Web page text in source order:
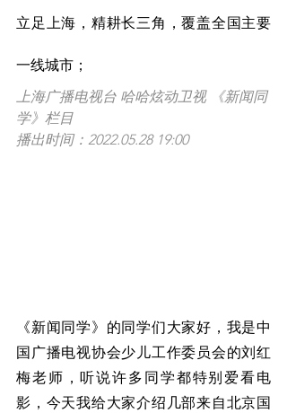
立足上海，精耕长三角，覆盖全国主要
一线城市；
上海广播电视台 哈哈炫动卫视 《新闻同
学》栏目
播出时间：2022.05.28 19:00
《新闻同学》的同学们大家好，我是中
国广播电视协会少儿工作委员会的刘红
梅老师，听说许多同学都特别爱看电
影，今天我给大家介绍几部来自北京国